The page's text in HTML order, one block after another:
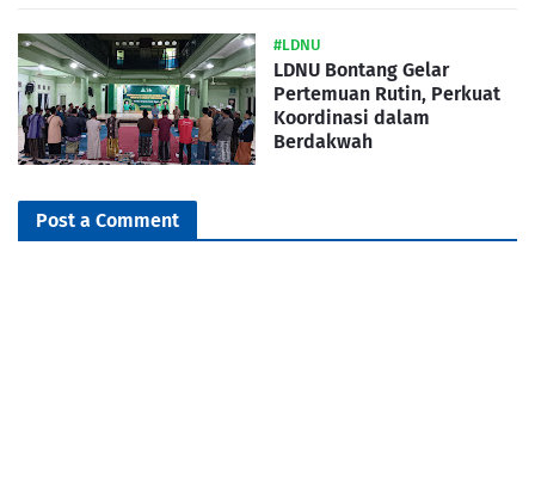
#LDNU
LDNU Bontang Gelar
Pertemuan Rutin, Perkuat
Koordinasi dalam
Berdakwah
Post a Comment